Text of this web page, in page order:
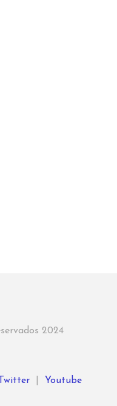
2024
Twitter Youtube